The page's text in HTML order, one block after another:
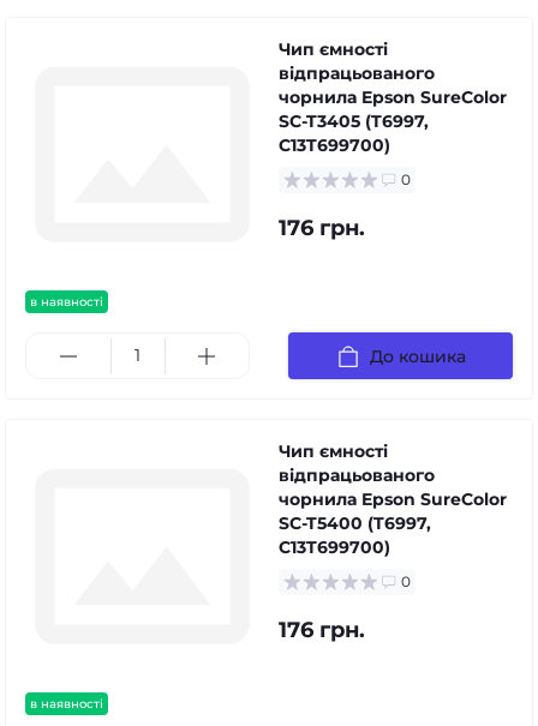
в наявності
Чип ємності
відпрацьованого
чорнила Epson SureColor
SC-T3405 (T6997,
C13T699700)
0
176 грн.
До кошика
в наявності
Чип ємності
відпрацьованого
чорнила Epson SureColor
SC-T5400 (T6997,
C13T699700)
0
176 грн.